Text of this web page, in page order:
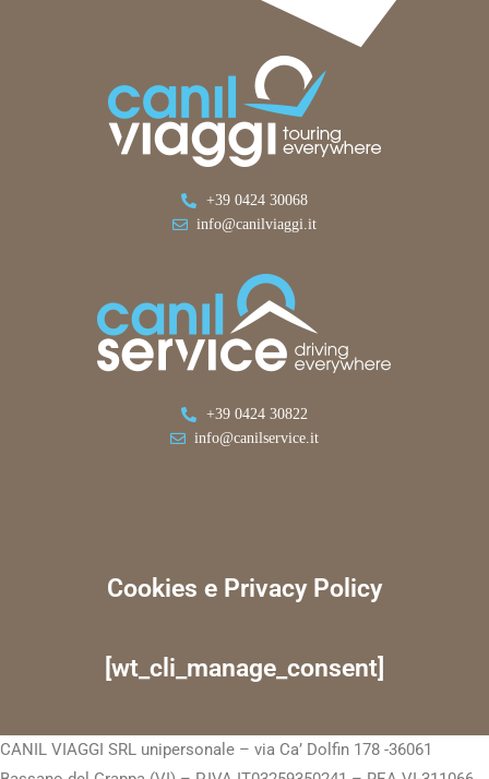
+39 0424 30068
info@canilviaggi.it
+39 0424 30822
info@canilservice.it
Cookies e Privacy Policy
[wt_cli_manage_consent]
CANIL VIAGGI SRL unipersonale – via Ca’ Dolfin 178 -36061